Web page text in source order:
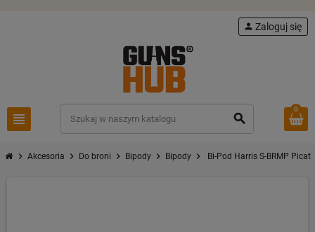
view_headline search
person Zaloguj się
0
chevron_right Akcesoria chevron_right Do broni chevron_right Bipody chevron_right Bipody chevron_right Bi-Pod Harris S-BRMP